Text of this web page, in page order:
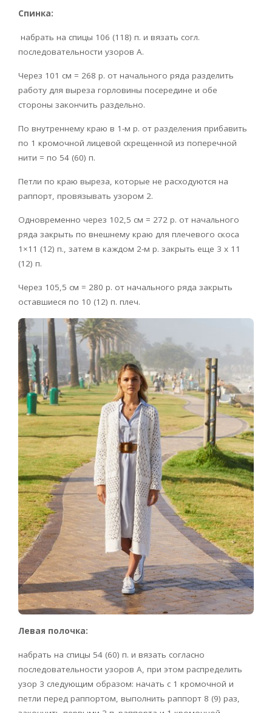
Спинка:
набрать на спицы 106 (118) п. и вязать согл.
последовательности узоров А.
Через 101 см = 268 р. от начального ряда разделить
работу для выреза горловины посередине и обе
стороны закончить раздельно.
По внутреннему краю в 1-м р. от разделения прибавить
по 1 кромочной лицевой скрещенной из поперечной
нити = по 54 (60) п.
Петли по краю выреза, которые не расходуются на
раппорт, провязывать узором 2.
Одновременно через 102,5 см = 272 р. от начального
ряда закрыть по внешнему краю для плечевого скоса
1×11 (12) п., затем в каждом 2-м р. закрыть еще 3 х 11
(12) п.
Через 105,5 см = 280 р. от начального ряда закрыть
оставшиеся по 10 (12) п. плеч.
Левая полочка:
набрать на спицы 54 (60) п. и вязать согласно
последовательности узоров А, при этом распределить
узор 3 следующим образом: начать с 1 кромочной и
петли перед раппортом, выполнить раппорт 8 (9) раз,